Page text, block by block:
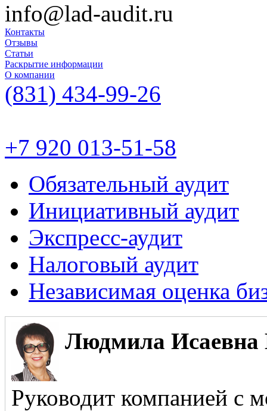
info@lad-audit.ru
Контакты
Отзывы
Статьи
Раскрытие информации
О компании
(831) 434-99-26
+7 920 013-51-58
Обязательный аудит
Инициативный аудит
Экспресс-аудит
Налоговый аудит
Независимая оценка
Людмила Исаевна
Руководит компанией с